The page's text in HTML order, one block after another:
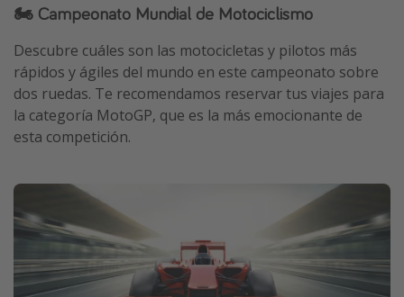
🏍️ Campeonato Mundial de Motociclismo
Descubre cuáles son las motocicletas y pilotos más
rápidos y ágiles del mundo en este campeonato sobre
dos ruedas. Te recomendamos reservar tus viajes para
la categoría MotoGP, que es la más emocionante de
esta competición.